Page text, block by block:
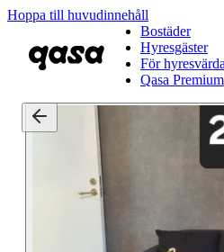
Hoppa till huvudinnehåll
Bostäder
Hyresgäster
För
Qasa Premium